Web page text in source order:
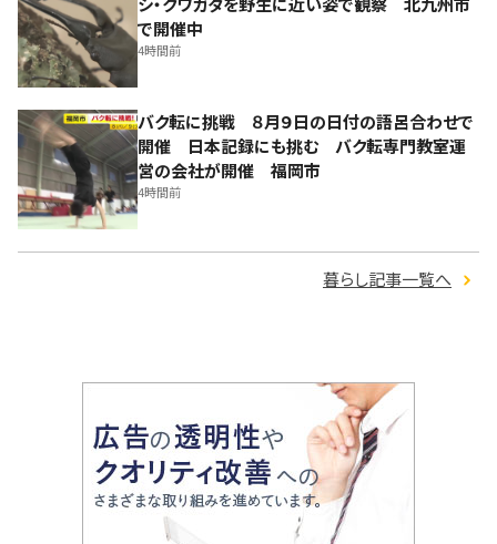
で開催中
4時間前
バク転に挑戦 ８月９日の日付の語呂合わせで
開催 日本記録にも挑む バク転専門教室運
営の会社が開催 福岡市
4時間前
暮らし記事一覧へ